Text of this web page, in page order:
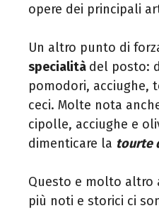
opere dei principali
Un altro punto di
specialità del posto:
pomodori, acciughe,
ceci. Molte nota
cipolle, acciughe e
dimenticare la tourte
Questo e molto altro
più noti e storici ci